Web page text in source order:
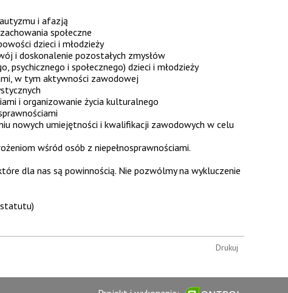
i afazją
społeczne
dzieci i młodzieży
i doskonalenie pozostałych zmysłów
i społecznego) dzieci i młodzieży
w tym aktywności zawodowej
i organizowanie życia kulturalnego
nowych umiejętności i kwalifikacji zawodowych w celu
wśród osób z niepełnosprawnościami.
dla nas są powinnością. Nie pozwólmy na wykluczenie
Drukuj